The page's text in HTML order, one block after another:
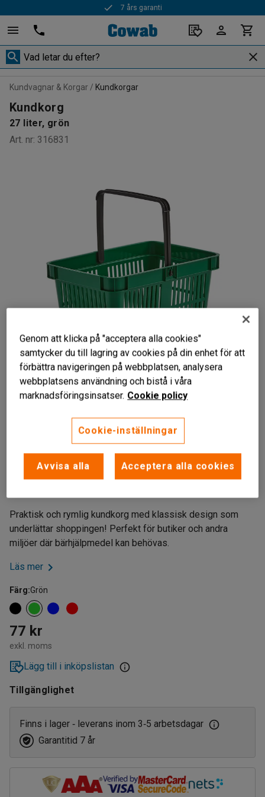
7 års garanti
Snabba leveranser
Kundvagnar & Korgar Kundkorgar
Kundkorg
27 liter, grön
Art. nr: 316831
Liknande produkter
För smidig shopping
Tålig plast
Praktisk och rymlig kundkorg med klassisk design som
underlättar shoppingen! Perfekt för butiker och andra
miljöer där bärhjälpmedel kan behövas.
Läs mer
Färg:Grön
77 kr
exkl. moms
Lägg till i inköpslistan
Tillgänglighet
Finns i lager ‑ leverans inom 3‑5 arbetsdagar
Garantitid 7 år
Genom att klicka på "acceptera alla cookies"
samtycker du till lagring av cookies på din enhet för att
förbättra navigeringen på webbplatsen, analysera
webbplatsens användning och bistå i våra
marknadsföringsinsatser. Cookie policy
Cookie-inställningar
Avvisa alla Acceptera alla cookies